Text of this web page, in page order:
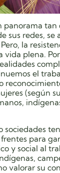
panorama tan
sus redes, se
la
plena.
el
(según
sociedades
para
y social al
valorar su